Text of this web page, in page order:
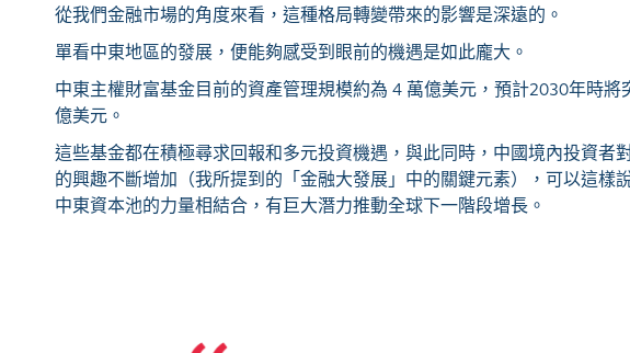
從我們金融市場的角度來看，這種格局轉變帶來的影響是深遠的。
單看中東地區的發展，便能夠感受到眼前的機遇是如此龐大。
中東主權財富基金目前的資產管理規模約為 4 萬億美元，預計2030年時將
億美元。
這些基金都在積極尋求回報和多元投資機遇，與此同時，中國境內投資者
的興趣不斷增加（我所提到的「金融大發展」中的關鍵元素），可以這樣
中東資本池的力量相結合，有巨大潛力推動全球下一階段增長。